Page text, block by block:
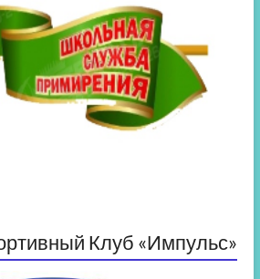
Клуб «Импульс»